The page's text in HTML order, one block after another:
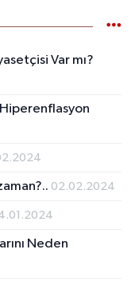
Var mı?
02.02.2024
Neden